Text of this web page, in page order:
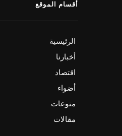
أقسام الموقع
الرئيسية
أخبارنا
اقتصاد
أضواء
منوعات
مقالات